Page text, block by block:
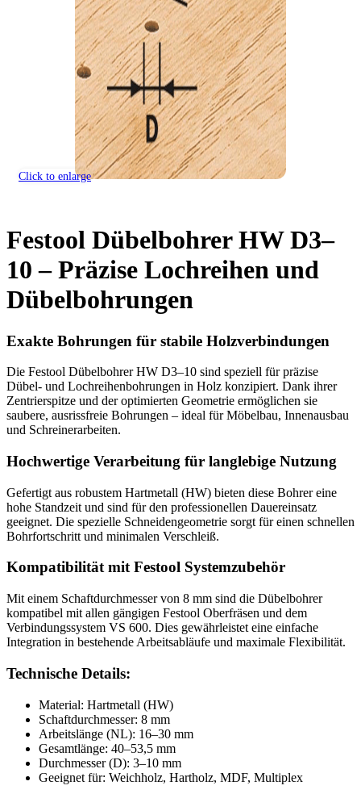
Click to enlarge
Festool Dübelbohrer HW D3–
10 – Präzise Lochreihen und
Dübelbohrungen
Exakte Bohrungen für stabile Holzverbindungen
Die Festool Dübelbohrer HW D3–10 sind speziell für präzise
Dübel- und Lochreihenbohrungen in Holz konzipiert. Dank ihrer
Zentrierspitze und der optimierten Geometrie ermöglichen sie
saubere, ausrissfreie Bohrungen – ideal für Möbelbau, Innenausbau
und Schreinerarbeiten.
Hochwertige Verarbeitung für langlebige Nutzung
Gefertigt aus robustem Hartmetall (HW) bieten diese Bohrer eine
hohe Standzeit und sind für den professionellen Dauereinsatz
geeignet. Die spezielle Schneidengeometrie sorgt für einen schnellen
Bohrfortschritt und minimalen Verschleiß.
Kompatibilität mit Festool Systemzubehör
Mit einem Schaftdurchmesser von 8 mm sind die Dübelbohrer
kompatibel mit allen gängigen Festool Oberfräsen und dem
Verbindungssystem VS 600. Dies gewährleistet eine einfache
Integration in bestehende Arbeitsabläufe und maximale Flexibilität.
Technische Details:
Material: Hartmetall (HW)
Schaftdurchmesser: 8 mm
Arbeitslänge (NL): 16–30 mm
Gesamtlänge: 40–53,5 mm
Durchmesser (D): 3–10 mm
Geeignet für: Weichholz, Hartholz, MDF, Multiplex